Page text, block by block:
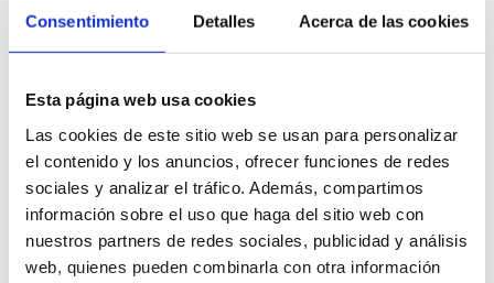
Consentimiento Detalles Acerca de las cookies
Esta página web usa cookies
Las cookies de este sitio web se usan para personalizar
el contenido y los anuncios, ofrecer funciones de redes
sociales y analizar el tráfico. Además, compartimos
información sobre el uso que haga del sitio web con
nuestros partners de redes sociales, publicidad y análisis
web, quienes pueden combinarla con otra información
la salud de los consumidores.
Prevención de riesgos críticos: Como líder en calidad,
el CQO tiene la capacidad de establecer sistemas
robustos para mitigar riesgos, evitando crisis que
podrían afectar a los consumidores y la empresa.